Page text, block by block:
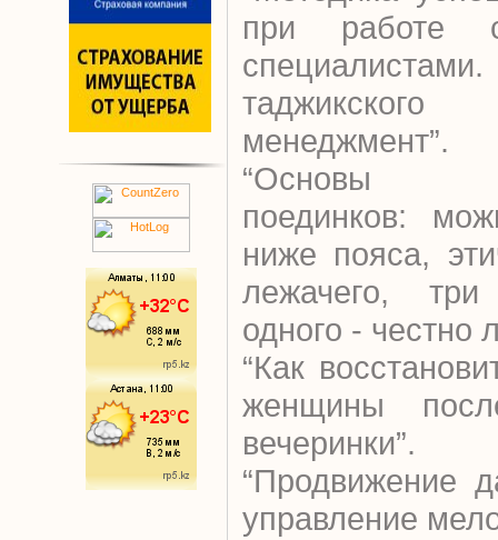
при работе
менеджмент”.
“Основы
поединков:
ниже пояса,
лежачего,
одного - честно
“Как
женщины
вечеринки”.
“Продвижение
управление